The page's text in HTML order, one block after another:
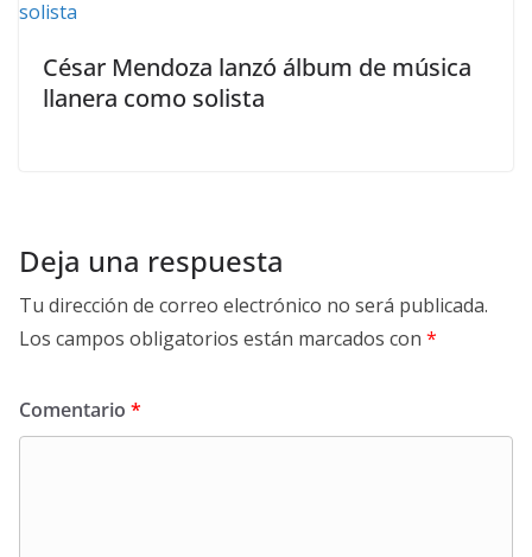
César Mendoza lanzó álbum de música
llanera como solista
Deja una respuesta
Tu dirección de correo electrónico no será publicada.
Los campos obligatorios están marcados con *
Comentario *